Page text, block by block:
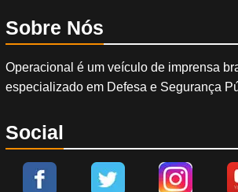
Sobre Nós
Operacional é um veículo de imprensa
especializado em Defesa e Segurança
Social